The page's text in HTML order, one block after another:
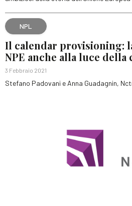
NPL
Il calendar provisioning:
NPE anche alla luce della
3 Febbraio 2021
Stefano Padovani e Anna Guadagnin,